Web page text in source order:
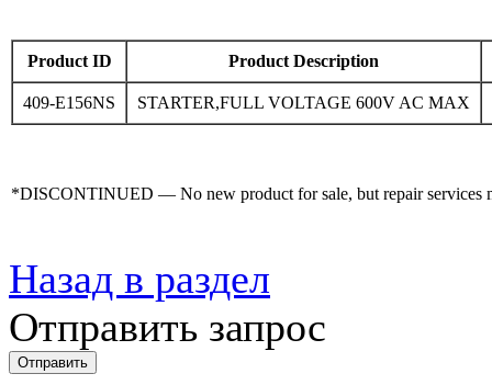
Product ID Product Description
409-E156NS STARTER,FULL VOLTAGE 600V AC MAX
*DISCONTINUED — No new product for sale, but repair services
Назад в раздел
Отправить запрос